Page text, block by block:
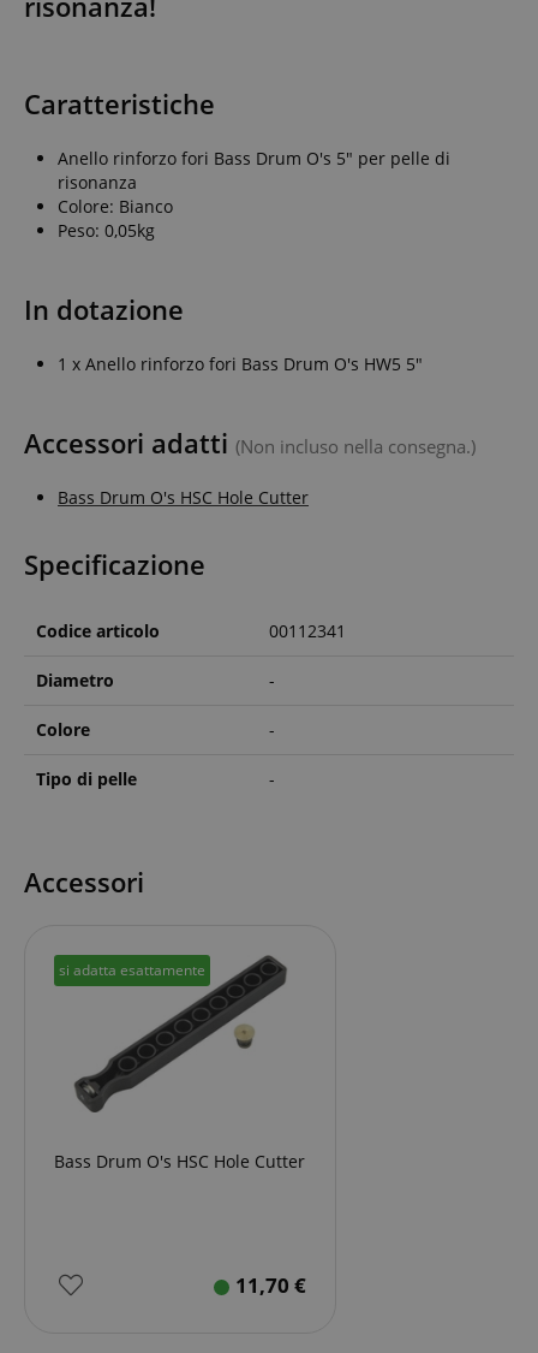
Caratteristiche
Anello rinforzo fori Bass Drum O's 5" per pelle di
risonanza
Colore: Bianco
Peso: 0,05kg
In dotazione
1 x Anello rinforzo fori Bass Drum O's HW5 5"
Accessori adatti (Non incluso nella consegna.)
Bass Drum O's HSC Hole Cutter
Specificazione
Codice articolo 00112341
Diametro -
Colore -
Tipo di pelle -
Accessori
si adatta esattamente
Bass Drum O's HSC Hole Cutter
11,70 €